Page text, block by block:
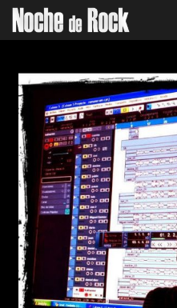
Categorías
Agenda
Foro
Contacto
Acerca de